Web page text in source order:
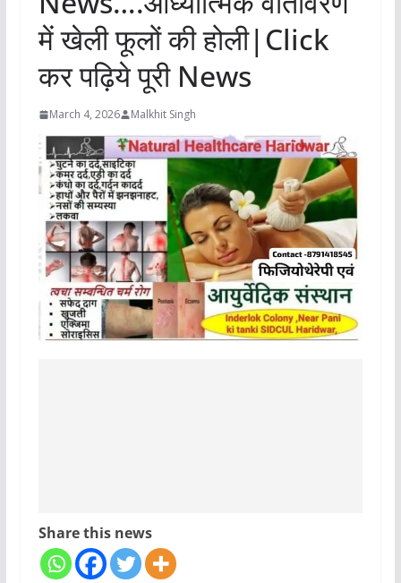
में खेली फूलों‌ की होली|Click
कर पढ़िये पूरी News
March 4, 2026 Malkhit Singh
Share this news